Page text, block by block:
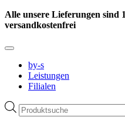
Zum
Inhalt
Alle unsere Lieferungen sind
versandkostenfrei
by-s
Leistungen
Filialen
Products